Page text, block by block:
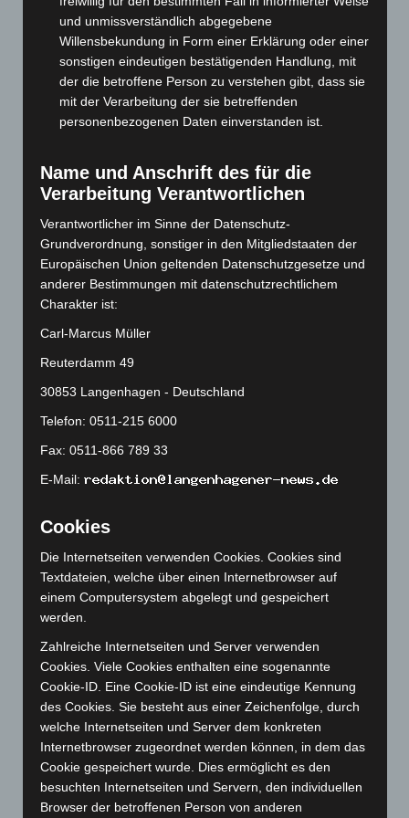
Dezember 2024(89)
November 2024(94)
Oktober 2024
(93)
September 2024(112)
August 2024(107)
Juni 2024(107)
April 2024
(102)
März 2024(103)
Februar 2024(103)
Oktober 2023(114)
September 2023(133)
August 2023(134)
Juli 2023 (118)
Mai 2023(139)
April 2023(155)
März 2023(174)
Februar 2023
Januar 2023 (140)
Dezember 2022 (130)
November 2022(167)
Oktober 2022(166)
September 2022 (205)
August 2022 (166)
Juli 2022(133)
und unmissverständlich abgegebene
Willensbekundung in Form einer Erklärung oder einer
sonstigen eindeutigen bestätigenden Handlung, mit
der die betroffene Person zu verstehen gibt, dass sie
mit der Verarbeitung der sie betreffenden
personenbezogenen Daten einverstanden ist.
Name und Anschrift des für die
Verarbeitung Verantwortlichen
Verantwortlicher im Sinne der Datenschutz-
Grundverordnung, sonstiger in den Mitgliedstaaten der
Europäischen Union geltenden Datenschutzgesetze und
anderer Bestimmungen mit datenschutzrechtlichem
Charakter ist:
Carl-Marcus Müller
Reuterdamm 49
30853 Langenhagen - Deutschland
Telefon: 0511-215 6000
Fax: 0511-866 789 33
E-Mail:
Cookies
Die Internetseiten verwenden Cookies. Cookies sind
Textdateien, welche über einen Internetbrowser auf
einem Computersystem abgelegt und gespeichert
werden.
Zahlreiche Internetseiten und Server verwenden
Cookies. Viele Cookies enthalten eine sogenannte
Cookie-ID. Eine Cookie-ID ist eine eindeutige Kennung
des Cookies. Sie besteht aus einer Zeichenfolge, durch
welche Internetseiten und Server dem konkreten
Internetbrowser zugeordnet werden können, in dem das
Cookie gespeichert wurde. Dies ermöglicht es den
besuchten Internetseiten und Servern, den individuellen
Browser der betroffenen Person von anderen